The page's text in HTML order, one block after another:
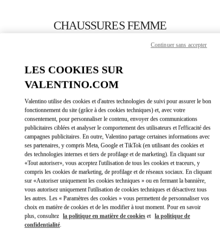
CHAUSSURES FEMME
APPELLE MAINTENANT
PLUS DE DÉTAILS
OBTENIR DES DIRECTIONSLINK
Link Opens in New Tab
LES COOKIES SUR
VALENTINO.COM
Valentino utilise des cookies et d'autres technologies de suivi pour assurer le bon
fonctionnement du site (grâce à des cookies techniques) et, avec votre
consentement, pour personnaliser le contenu, envoyer des communications
publicitaires ciblées et analyser le comportement des utilisateurs et l'efficacité des
campagnes publicitaires. En outre, Valentino partage certaines informations avec
ses partenaires, y compris Meta, Google et TikTok (en utilisant des cookies et
des technologies internes et tiers de profilage et de marketing). En cliquant sur
«Tout autoriser», vous acceptez l'utilisation de tous les cookies et traceurs, y
compris les cookies de marketing, de profilage et de réseaux sociaux. En cliquant
sur «Autoriser uniquement les cookies techniques » ou en fermant la bannière,
vous autorisez uniquement l'utilisation de cookies techniques et désactivez tous
les autres. Les « Paramètres des cookies » vous permettent de personnaliser vos
choix en matière de cookies et de les modifier à tout moment. Pour en savoir
plus, consultez la politique en matière de cookies et la politique de
confidentialité.
Continuer sans accepter